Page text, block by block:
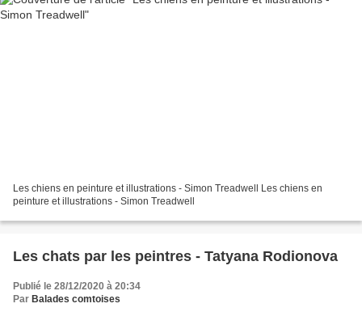
Les chiens en peinture et illustrations - Simon Treadwell Les chiens en
peinture et illustrations - Simon Treadwell
Les chats par les peintres - Tatyana Rodionova
Publié le 28/12/2020 à 20:34
Par Balades comtoises